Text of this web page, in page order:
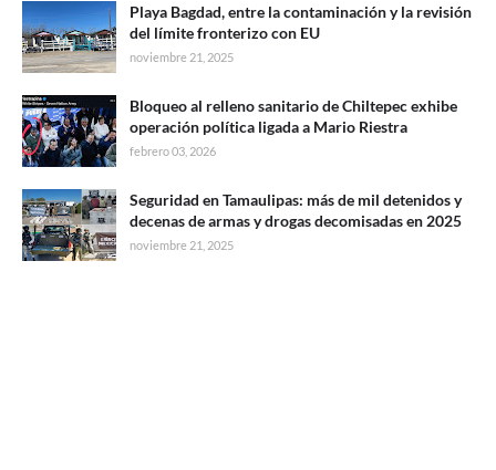
Playa Bagdad, entre la contaminación y la revisión
del límite fronterizo con EU
noviembre 21, 2025
Bloqueo al relleno sanitario de Chiltepec exhibe
operación política ligada a Mario Riestra
febrero 03, 2026
Seguridad en Tamaulipas: más de mil detenidos y
decenas de armas y drogas decomisadas en 2025
noviembre 21, 2025